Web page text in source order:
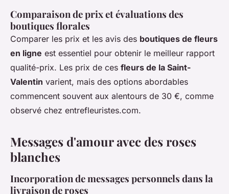
Comparaison de prix et évaluations des
boutiques florales
Comparer les prix et les avis des boutiques de fleurs
en ligne est essentiel pour obtenir le meilleur rapport
qualité-prix. Les prix de ces fleurs de la Saint-
Valentin varient, mais des options abordables
commencent souvent aux alentours de 30 €, comme
observé chez entrefleuristes.com.
Messages d'amour avec des roses
blanches
Incorporation de messages personnels dans la
livraison de roses